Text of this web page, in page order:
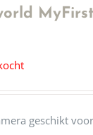
geschikt